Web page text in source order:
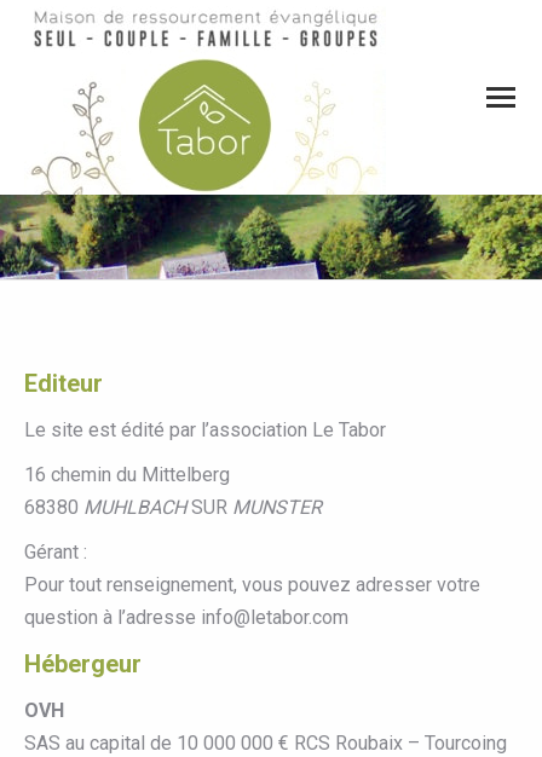
Vous êtes ici :
Editeur
Le site est édité par l’association Le Tabor
16 chemin du Mittelberg
68380 MUHLBACHSUR MUNSTER
Gérant :
Pour tout renseignement, vous pouvez adresser votre
question à l’adresse info@letabor.com
Hébergeur
OVH
SAS au capital de 10 000 000 € RCS Roubaix – Tourcoing